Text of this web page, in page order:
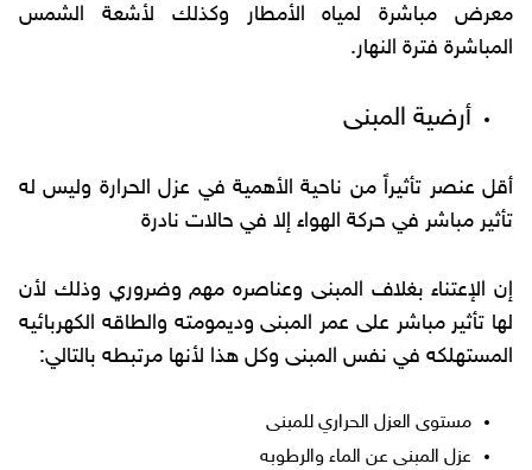
معرض مباشرة لمياه الأمطار وكذلك لأشعة الشمس
المباشرة فترة النهار.
أرضية المبنى
أقل عنصر تأثيراً من ناحية الأهمية في عزل الحرارة وليس له
تأثير مباشر في حركة الهواء إلا في حالات نادرة
إن الإعتناء بغلاف المبنى وعناصره مهم وضروري وذلك لأن
لها تأثير مباشر على عمر المبنى وديمومته والطاقه الكهربائيه
المستهلكه في نفس المبنى وكل هذا لأنها مرتبطه بالتالي:
مستوى العزل الحراري للمبنى
عزل المبنى عن الماء والرطوبه